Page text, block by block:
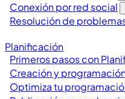
Conexión por red social
Resolución de
Planificación
Primeros pasos con
Creación y
Optimiza tu